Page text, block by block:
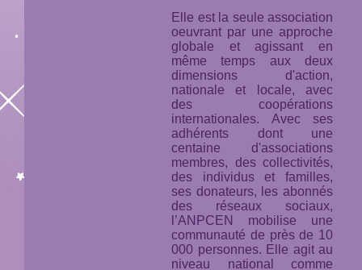
Elle est la seule association
oeuvrant par une approche
globale et agissant en
même temps aux deux
dimensions d'action,
nationale et locale, avec
des coopérations
internationales. Avec ses
adhérents dont une
centaine d'associations
membres, des collectivités,
des individus et familles,
ses donateurs, les abonnés
des réseaux sociaux,
l’ANPCEN mobilise une
communauté de près de 10
000 personnes. Elle agit au
niveau national comme